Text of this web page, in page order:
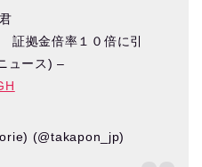
証拠金倍率１０倍に引
ュース) –
(@takapon_jp)